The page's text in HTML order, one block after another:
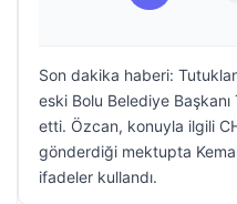
Son dakika haberi:
eski Bolu Belediye
etti. Özcan, konuyla ilgili
gönderdiği mektupta
ifadeler kullandı.